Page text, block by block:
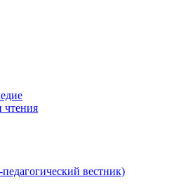
чтения
вестник)